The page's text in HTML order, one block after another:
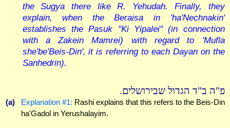
the Sugya there like R. Yehudah. Finally, they
explain, when the Beraisa in 'ha'Nechnakin'
establishes the Pasuk "Ki Yipalei" (in connection
with a Zakein Mamrei) with regard to 'Mufla
she'be'Beis-Din', it is referring to each Dayan on the
Sanhedrin).
פ"ה ב"ד הגדול שבירושלים.
(a) Explanation #1: Rashi explains that this refers to the Beis-Din
ha'Gadol in Yerushalayim.